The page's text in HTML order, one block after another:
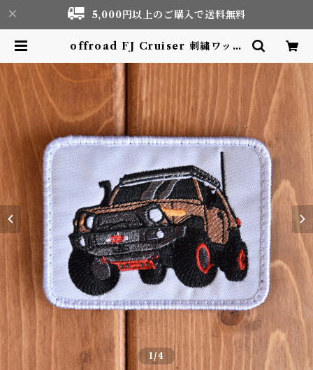
5,000円以上のご購入で送料無料
offroad FJ Cruiser 刺繍ワッペ
oor Adventure Tourism gear
shop
1/4